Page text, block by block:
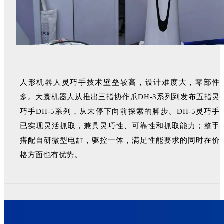
人形机器人灵巧手技术壁垒较高，设计难度大，零部件
多。大寰机器人 从推出三指协作爪DH-3系列到发布五指灵
巧手DH-5系列， 从未停下向前探索的脚步。 DH-5灵巧手
已实现灵活抓取，兼具灵巧性、可靠性和抓取能力； 整手
搭配自研微型电缸，驱控一体，满足性能要求的同时在价
格方面也有优势。